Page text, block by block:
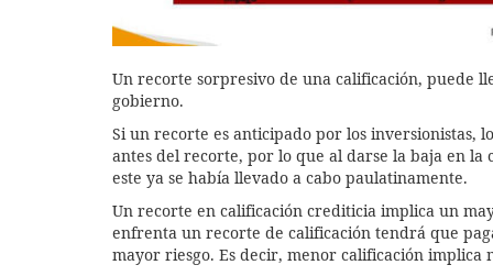
Un recorte sorpresivo de una calificación, puede
gobierno.
Si un recorte es anticipado por los inversionistas,
antes del recorte, por lo que al darse la baja en la
este ya se había llevado a cabo paulatinamente.
Un recorte en calificación crediticia implica un
enfrenta un recorte de calificación tendrá que
mayor riesgo. Es decir, menor calificación implica